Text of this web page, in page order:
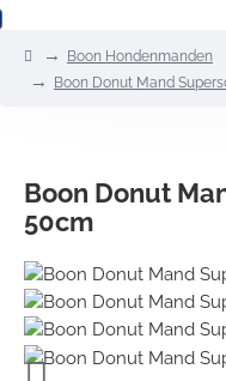
homeBoon Hondenmanden
Boon Donut Mand
Boon Donut
50cm